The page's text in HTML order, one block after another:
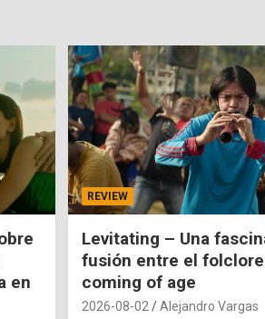
en
REVIEW
Levitating – Una
fusión entre el
coming of age
2026-08-02 Alejandro Vargas